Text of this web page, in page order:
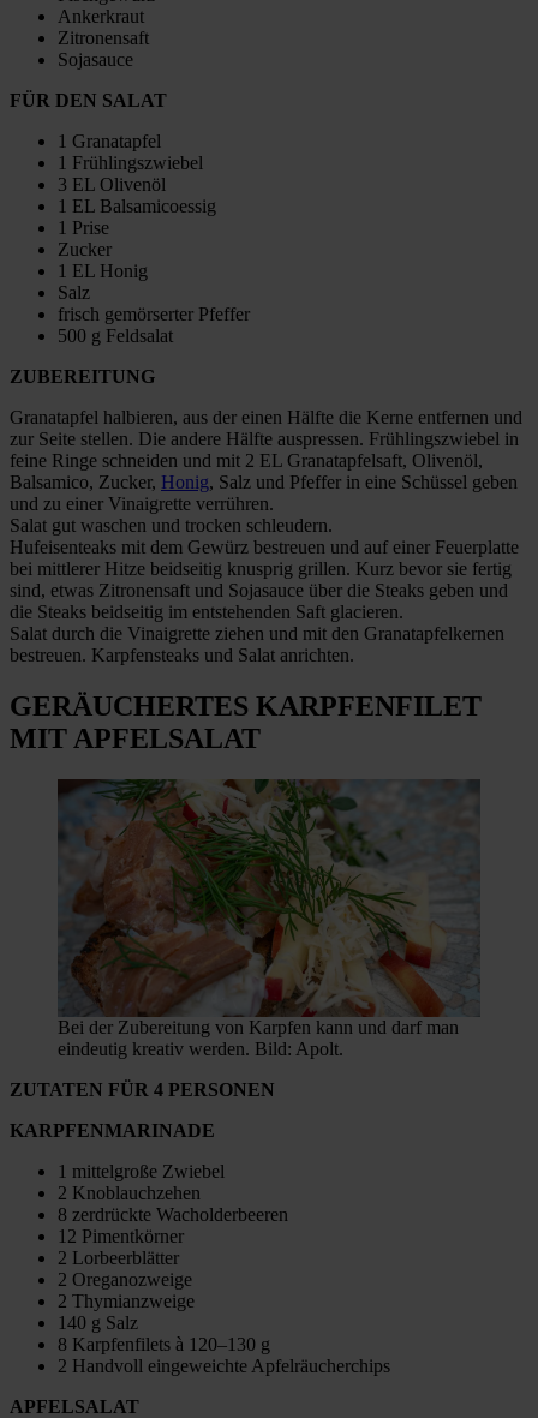
Ankerkraut
Zitronensaft
Sojasauce
FÜR DEN SALAT
1 Granatapfel
1 Frühlingszwiebel
3 EL Olivenöl
1 EL Balsamicoessig
1 Prise
Zucker
1 EL Honig
Salz
frisch gemörserter Pfeffer
500 g Feldsalat
ZUBEREITUNG
Granatapfel halbieren, aus der einen Hälfte die Kerne entfernen und
zur Seite stellen. Die andere Hälfte auspressen. Frühlingszwiebel in
feine Ringe schneiden und mit 2 EL Granatapfelsaft, Olivenöl,
Balsamico, Zucker, Honig, Salz und Pfeffer in eine Schüssel geben
und zu einer Vinaigrette verrühren.
Salat gut waschen und trocken schleudern.
Hufeisenteaks mit dem Gewürz bestreuen und auf einer Feuerplatte
bei mittlerer Hitze beidseitig knusprig grillen. Kurz bevor sie fertig
sind, etwas Zitronensaft und Sojasauce über die Steaks geben und
die Steaks beidseitig im entstehenden Saft glacieren.
Salat durch die Vinaigrette ziehen und mit den Granatapfelkernen
bestreuen. Karpfensteaks und Salat anrichten.
GERÄUCHERTES KARPFENFILET
MIT APFELSALAT
Bei der Zubereitung von Karpfen kann und darf man
eindeutig kreativ werden. Bild: Apolt.
ZUTATEN FÜR 4 PERSONEN
KARPFENMARINADE
1 mittelgroße Zwiebel
2 Knoblauchzehen
8 zerdrückte Wacholderbeeren
12 Pimentkörner
2 Lorbeerblätter
2 Oreganozweige
2 Thymianzweige
140 g Salz
8 Karpfenfilets à 120–130 g
2 Handvoll eingeweichte Apfelräucherchips
APFELSALAT